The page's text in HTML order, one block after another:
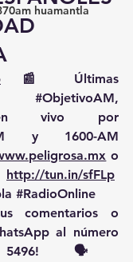
huamantla
#ObjetivoAM,
y 1600-AM
o
http://tun.in/sfFLp
#RadioOnline
comentarios o
al número
5496! 🗣️